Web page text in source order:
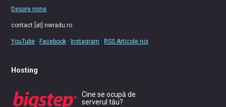
Despre mine
contact [at] nwradu.ro
YouTube · Facebook · Instagram · RSS Articole noi
Hosting
Cine se ocupă de
serverul tău?